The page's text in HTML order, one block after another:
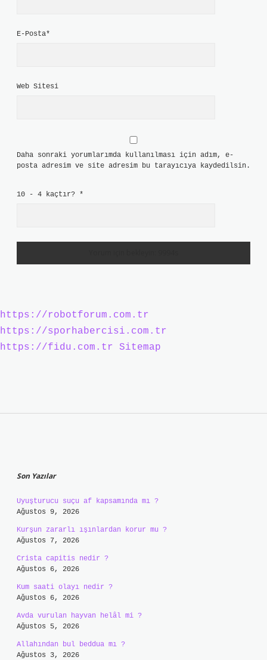
E-Posta*
Web Sitesi
Daha sonraki yorumlarımda kullanılması için adım, e-
posta adresim ve site adresim bu tarayıcıya kaydedilsin.
10 - 4 kaçtır? *
https://robotforum.com.tr
https://sporhabercisi.com.tr
https://fidu.com.tr
Sitemap
Son Yazılar
Uyuşturucu suçu af kapsamında mı ?
Ağustos 9, 2026
Kurşun zararlı ışınlardan korur mu ?
Ağustos 7, 2026
Crista capitis nedir ?
Ağustos 6, 2026
Kum saati olayı nedir ?
Ağustos 6, 2026
Avda vurulan hayvan helâl mi ?
Ağustos 5, 2026
Allahından bul beddua mı ?
Ağustos 3, 2026